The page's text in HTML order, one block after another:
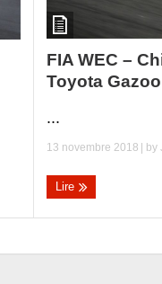
FIA WEC –
Toyota
...
13 novembre 2018 | by
Lire